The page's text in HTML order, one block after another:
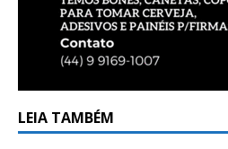
LEIA TAMBÉM